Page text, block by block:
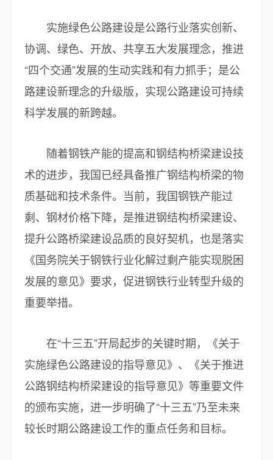
实施绿色公路建设是公路行业落实创新、
协调、绿色、开放、共享五大发展理念，推进
“四个交通”发展的生动实践和有力抓手；是公
路建设新理念的升级版，实现公路建设可持续
科学发展的新跨越。
随着钢铁产能的提高和钢结构桥梁建设技
术的进步，我国已经具备推广钢结构桥梁的物
质基础和技术条件。当前，我国钢铁产能过
剩、钢材价格下降，是推进钢结构桥梁建设、
提升公路桥梁建设品质的良好契机，也是落实
《国务院关于钢铁行业化解过剩产能实现脱困
发展的意见》要求，促进钢铁行业转型升级的
重要举措。
在“十三五”开局起步的关键时期，《关于
实施绿色公路建设的指导意见》、《关于推进
公路钢结构桥梁建设的指导意见》等重要文件
的颁布实施，进一步明确了“十三五”乃至未来
较长时期公路建设工作的重点任务和目标。